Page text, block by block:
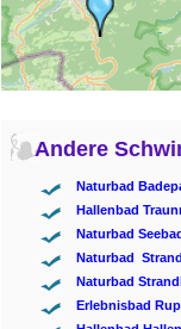
Andere
Naturbad
Hallenbad
Naturbad
Naturbad
Naturbad
Erlebnisbad